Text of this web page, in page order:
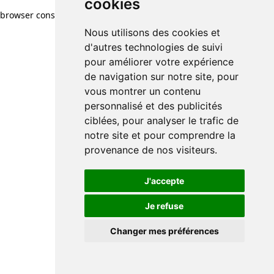
cookies
Nous utilisons des cookies et
d'autres technologies de suivi
pour améliorer votre expérience
de navigation sur notre site, pour
vous montrer un contenu
personnalisé et des publicités
ciblées, pour analyser le trafic de
notre site et pour comprendre la
provenance de nos visiteurs.
J'accepte
Je refuse
Changer mes préférences
browser console for more information)